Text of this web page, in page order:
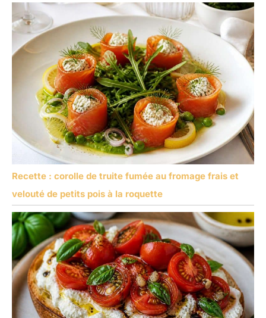
Recette : corolle de truite fumée au fromage frais et
velouté de petits pois à la roquette